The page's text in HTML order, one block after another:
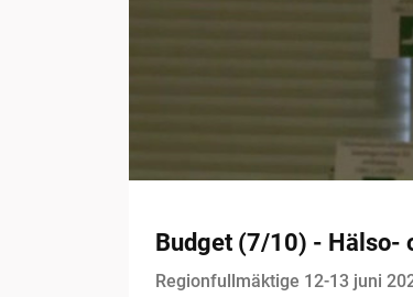
Budget (7/10) - Hälso-
Regionfullmäktige 12-13 juni